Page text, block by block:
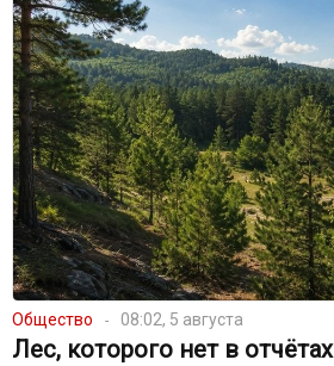
Общество 08:02, 5 августа
Лес, которого нет в отчётах